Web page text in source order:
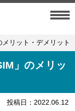
リット・デメリット
」のメリッ
投稿日：2022.06.12